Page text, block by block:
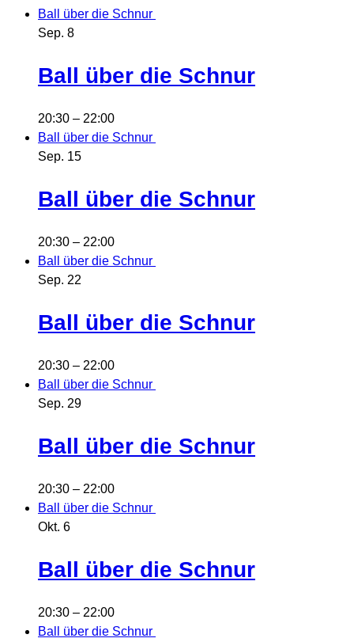
Ball über die Schnur
Sep. 8
Ball über die Schnur
20:30 – 22:00
Ball über die Schnur
Sep. 15
Ball über die Schnur
20:30 – 22:00
Ball über die Schnur
Sep. 22
Ball über die Schnur
20:30 – 22:00
Ball über die Schnur
Sep. 29
Ball über die Schnur
20:30 – 22:00
Ball über die Schnur
Okt. 6
Ball über die Schnur
20:30 – 22:00
Ball über die Schnur